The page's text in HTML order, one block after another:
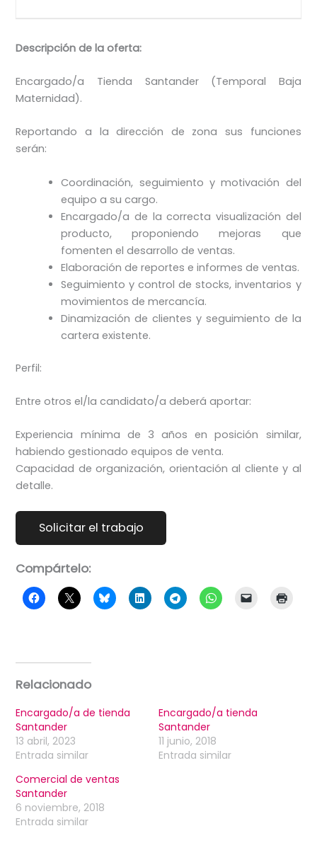
Descripción de la oferta:
Encargado/a Tienda Santander (Temporal Baja
Maternidad).
Reportando a la dirección de zona sus funciones
serán:
Coordinación, seguimiento y motivación del
equipo a su cargo.
Encargado/a de la correcta visualización del
producto, proponiendo mejoras que
fomenten el desarrollo de ventas.
Elaboración de reportes e informes de ventas.
Seguimiento y control de stocks, inventarios y
movimientos de mercancía.
Dinamización de clientes y seguimiento de la
cartera existente.
Perfil:
Entre otros el/la candidato/a deberá aportar:
Experiencia mínima de 3 años en posición similar,
habiendo gestionado equipos de venta.
Capacidad de organización, orientación al cliente y al
detalle.
Compártelo:
Relacionado
Encargado/a de tienda
Santander
13 abril, 2023
Entrada similar
Encargado/a tienda
Santander
11 junio, 2018
Entrada similar
Comercial de ventas
Santander
6 noviembre, 2018
Entrada similar